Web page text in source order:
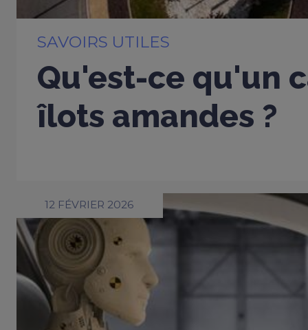
SAVOIRS UTILES
Qu'est-ce qu'un
îlots amandes ?
12 FÉVRIER 2026